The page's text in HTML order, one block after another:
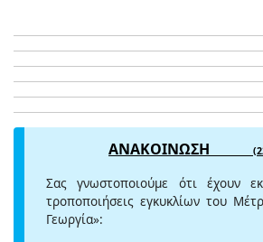
ΑΝΑΚΟΙΝΩΣΗ (
Σας γνωστοποιούμε ότι έχουν
τροποποιήσεις εγκυκλίων του
Γεωργία»: